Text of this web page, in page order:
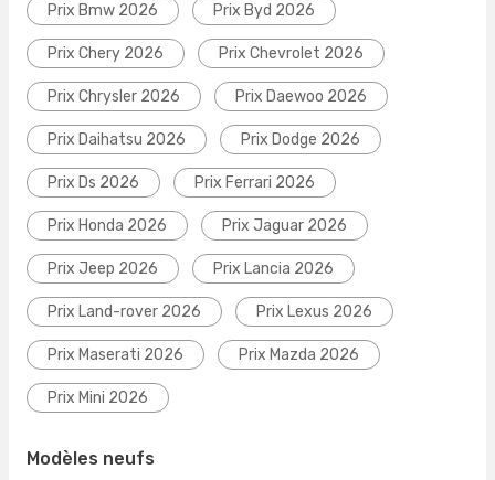
Prix Bmw 2026 Prix Byd 2026
Prix Chery 2026 Prix Chevrolet 2026
Prix Chrysler 2026 Prix Daewoo 2026
Prix Daihatsu 2026 Prix Dodge 2026
Prix Ds 2026 Prix Ferrari 2026
Prix Honda 2026 Prix Jaguar 2026
Prix Jeep 2026 Prix Lancia 2026
Prix Land-rover 2026 Prix Lexus 2026
Prix Maserati 2026 Prix Mazda 2026
Prix Mini 2026
Modèles neufs